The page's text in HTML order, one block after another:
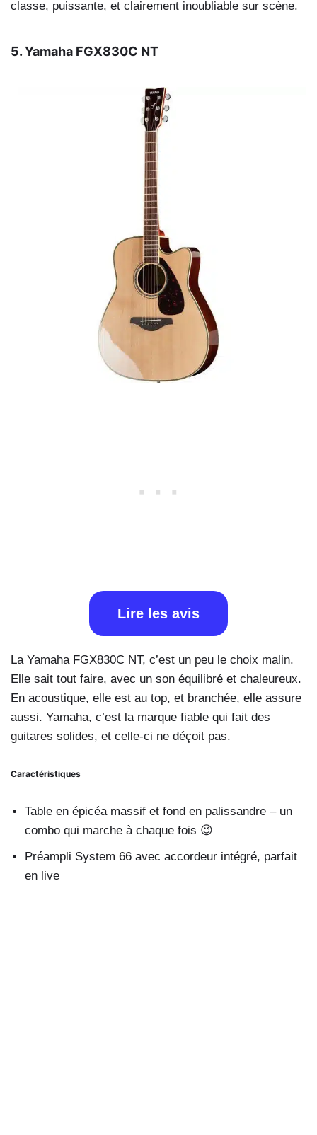
classe, puissante, et clairement inoubliable sur scène.
5. Yamaha FGX830C NT
Lire les avis
La Yamaha FGX830C NT, c’est un peu le choix malin.
Elle sait tout faire, avec un son équilibré et chaleureux.
En acoustique, elle est au top, et branchée, elle assure
aussi. Yamaha, c’est la marque fiable qui fait des
guitares solides, et celle-ci ne déçoit pas.
Caractéristiques
Table en épicéa massif et fond en palissandre – un
combo qui marche à chaque fois 😉
Préampli System 66 avec accordeur intégré, parfait
en live